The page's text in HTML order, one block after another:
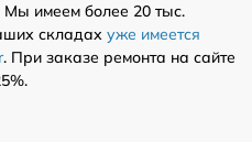
Мы имеем более 20 тыс.
складах уже имеется
. При заказе ремонта на сайте